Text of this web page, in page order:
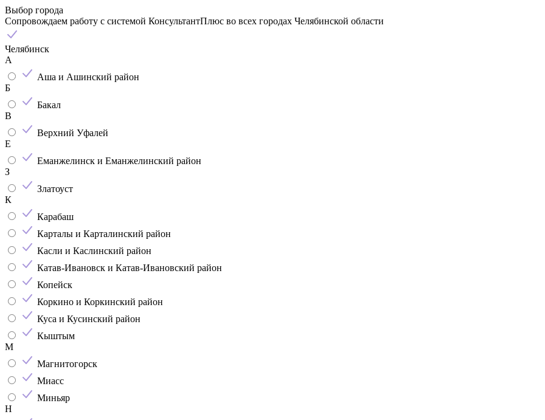
Выбор города
Сопровождаем работу с системой КонсультантПлюс во всех городах Челябинской области
Челябинск
А
Аша и Ашинский район
Б
Бакал
В
Верхний Уфалей
Е
Еманжелинск и Еманжелинский район
З
Златоуст
К
Карабаш
Карталы и Карталинский район
Касли и Каслинский район
Катав-Ивановск и Катав-Ивановский район
Копейск
Коркино и Коркинский район
Куса и Кусинский район
Кыштым
М
Магнитогорск
Миасс
Миньяр
Н